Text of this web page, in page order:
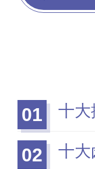
01
十大
02 十大